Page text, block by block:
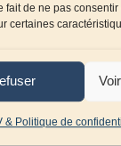
de ne pas
certaines
& Politique de